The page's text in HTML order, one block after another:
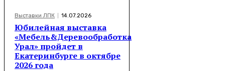
Выставки ЛПК 14.07.2026
Юбилейная выставка
«Мебель&Деревообработка
Урал» пройдет в
Екатеринбурге в октябре
2026 года